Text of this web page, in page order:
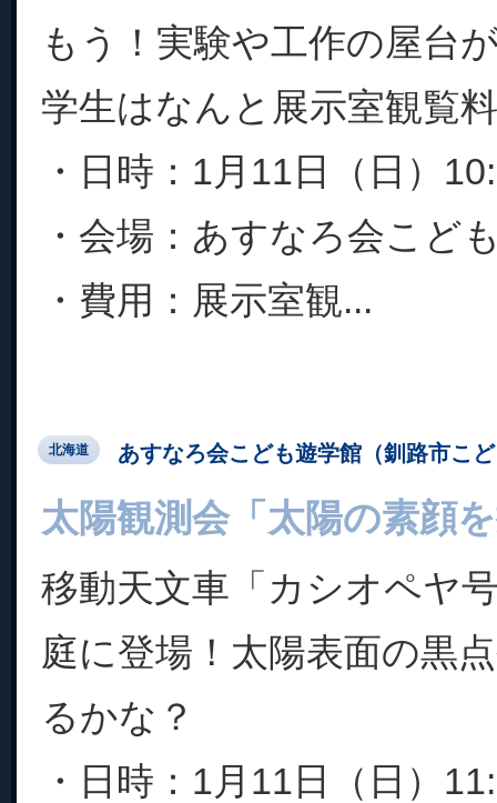
もう！実験や工作の屋台
学生はなんと展示室観覧
・日時：1月11日（日）
・会場：あすなろ会こど
・費用：展示室観...
北海道 あすなろ会こども遊学館（釧路市こ
太陽観測会「太陽の素顔
移動天文車「カシオペヤ
庭に登場！太陽表面の黒
るかな？
・日時：1月11日（日）